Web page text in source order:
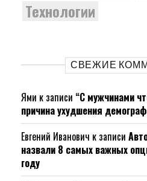
Технологии
СВЕЖИЕ
Ями к записи “С мужчинами
причина ухудшения
Евгений Иванович к записи
назвали 8 самых важных
году